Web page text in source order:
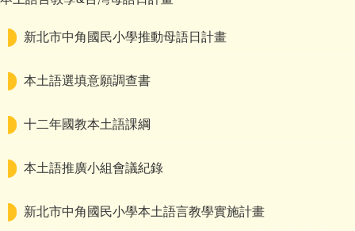
新北市中角國民小學推動母語日計畫
本土語選填意願調查書
十二年國教本土語課綱
本土語推廣小組會議紀錄
新北市中角國民小學本土語言教學實施計畫